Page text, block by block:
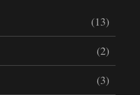
(13)
(2)
(3)